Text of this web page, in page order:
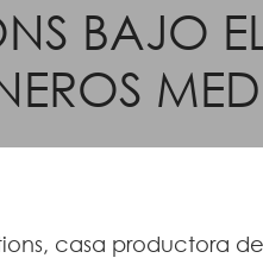
BAJO
casa productora